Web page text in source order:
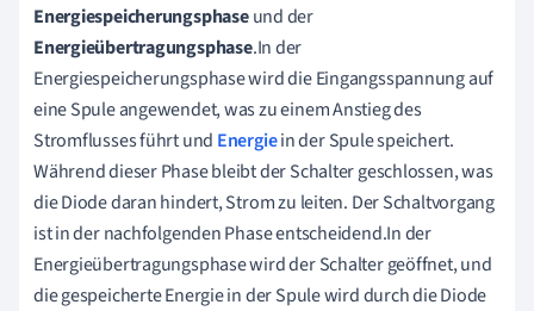
Energiespeicherungsphaseund der
Energieübertragungsphase.In der
Energiespeicherungsphase wird die Eingangsspannung auf
eine Spule angewendet, was zu einem Anstieg des
Stromflusses führt und Energiein der Spule speichert.
Während dieser Phase bleibt der Schalter geschlossen, was
die Diode daran hindert, Strom zu leiten. Der Schaltvorgang
ist in der nachfolgenden Phase entscheidend.In der
Energieübertragungsphase wird der Schalter geöffnet, und
die gespeicherte Energie in der Spule wird durch die Diode